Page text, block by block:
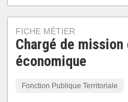
FICHE MÉTIER
Chargé de
économique
Fonction Publique Territoriale